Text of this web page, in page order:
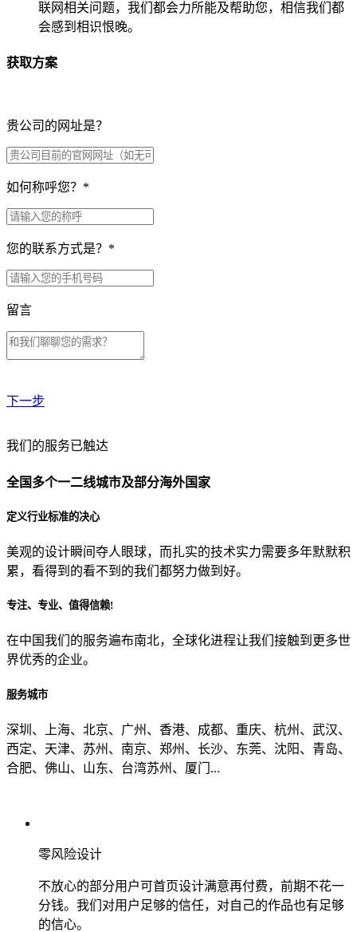
联网相关问题，我们都会力所能及帮助您，相信我们都
会感到相识恨晚。
获取方案
贵公司的网址是？
如何称呼您？ *
您的联系方式是？ *
留言
下一步
贵公司预算范围是？
贵公司的团队规模是？
目前主要的营销渠道是？
我们的服务已触达
全国多个一二线城市及部分海外国家
定义行业标准的决心
美观的设计瞬间夺人眼球，而扎实的技术实力需要多年默默积
累，看得到的看不到的我们都努力做到好。
专注、专业、值得信赖!
在中国我们的服务遍布南北，全球化进程让我们接触到更多世
界优秀的企业。
服务城市
深圳、上海、北京、广州、香港、成都、重庆、杭州、武汉、
西定、天津、苏州、南京、郑州、长沙、东莞、沈阳、青岛、
合肥、佛山、山东、台湾苏州、厦门...
零风险设计
不放心的部分用户可首页设计满意再付费，前期不花一
分钱。我们对用户足够的信任，对自己的作品也有足够
的信心。